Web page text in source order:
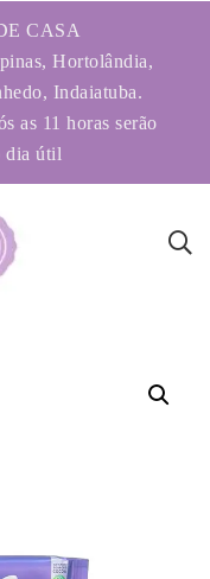
CASA
Hortolândia,
Indaiatuba.
as 11 horas serão
dia útil